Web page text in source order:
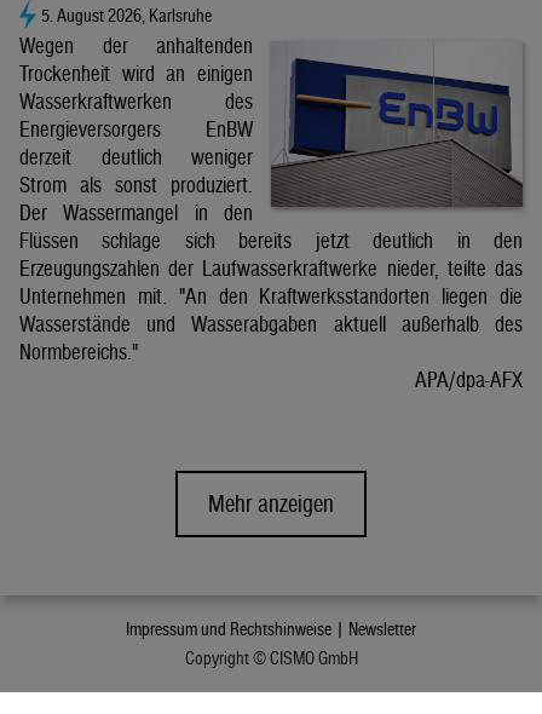
5. August 2026, Karlsruhe
Wegen der anhaltenden
Trockenheit wird an einigen
Wasserkraftwerken des
Energieversorgers EnBW
derzeit deutlich weniger
Strom als sonst produziert.
Der Wassermangel in den
Flüssen schlage sich bereits jetzt deutlich in den
Erzeugungszahlen der Laufwasserkraftwerke nieder, teilte das
Unternehmen mit. "An den Kraftwerksstandorten liegen die
Wasserstände und Wasserabgaben aktuell außerhalb des
Normbereichs."
APA/dpa-AFX
Mehr anzeigen
Impressum und Rechtshinweise | Newsletter
Copyright © CISMO GmbH